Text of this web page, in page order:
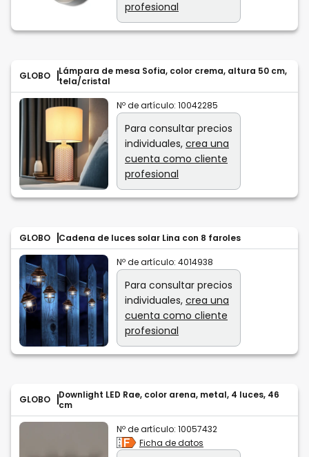
profesional
GLOBO
Lámpara de mesa Sofia, color crema, altura 50 cm,
tela/cristal
Nº de artículo: 10042285
Para consultar precios
individuales, crea una
cuenta como cliente
profesional
GLOBO Cadena de luces solar Lina con 8 faroles
Nº de artículo: 4014938
Para consultar precios
individuales, crea una
cuenta como cliente
profesional
GLOBO
Downlight LED Rae, color arena, metal, 4 luces, 46
cm
Nº de artículo: 10057432
Ficha de datos